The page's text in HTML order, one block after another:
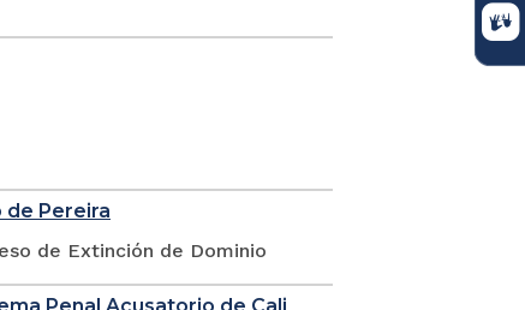
de Pereira
de Extinción de Dominio
Penal Acusatorio de Cali